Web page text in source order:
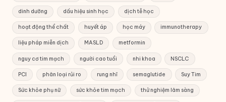
dinh dưỡng dấu hiệu sinh học dịch tễ học
hoạt động thể chất huyết áp học máy immunotherapy
liệu pháp miễn dịch MASLD metformin
nguy cơ tim mạch người cao tuổi nhi khoa NSCLC
PCI phân loại rủi ro rung nhĩ semaglutide Suy Tim
Sức khỏe phụ nữ sức khỏe tim mạch thử nghiệm lâm sàng